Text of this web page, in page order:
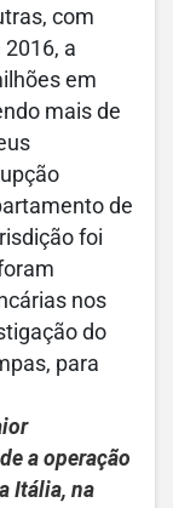
com
a
em
mais de
de
foi
nos
do
para
a operação
Itália, na